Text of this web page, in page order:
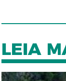
LEIA